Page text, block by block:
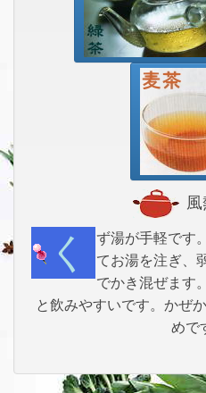
くず湯が手軽です。くず粉を少量の水で溶い
てお湯を注ぎ、
でかき混ぜます
と飲みやすいです。かぜ
めで